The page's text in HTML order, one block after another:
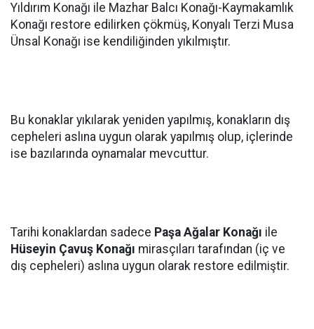
Yıldırım Konağı ile Mazhar Balcı Konağı-Kaymakamlık
Konağı restore edilirken çökmüş, Konyalı Terzi Musa
Ünsal Konağı ise kendiliğinden yıkılmıştır.
Bu konaklar yıkılarak yeniden yapılmış, konakların dış
cepheleri aslına uygun olarak yapılmış olup, içlerinde
ise bazılarında oynamalar mevcuttur.
Tarihi konaklardan sadece Paşa Ağalar Konağı ile
Hüseyin Çavuş Konağı mirasçıları tarafından (iç ve
dış cepheleri) aslına uygun olarak restore edilmiştir.